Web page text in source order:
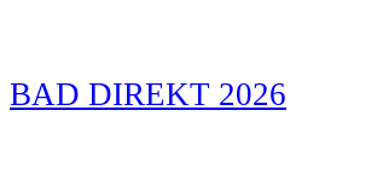
BAD DIREKT 2026